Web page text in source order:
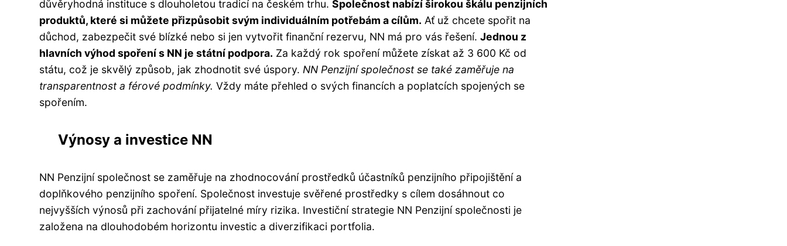
důvěryhodná instituce s dlouholetou tradicí na českém trhu. Společnost nabízí širokou škálu penzijních
produktů, které si můžete přizpůsobit svým individuálním potřebám a cílům. Ať už chcete spořit na
důchod, zabezpečit své blízké nebo si jen vytvořit finanční rezervu, NN má pro vás řešení. Jednou z
hlavních výhod spoření s NN je státní podpora. Za každý rok spoření můžete získat až 3 600 Kč od
státu, což je skvělý způsob, jak zhodnotit své úspory. NN Penzijní společnost se také zaměřuje na
transparentnost a férové podmínky. Vždy máte přehled o svých financích a poplatcích spojených se
spořením.
Výnosy a investice NN
NN Penzijní společnost se zaměřuje na zhodnocování prostředků účastníků penzijního připojištění a
doplňkového penzijního spoření. Společnost investuje svěřené prostředky s cílem dosáhnout co
nejvyšších výnosů při zachování přijatelné míry rizika. Investiční strategie NN Penzijní společnosti je
založena na dlouhodobém horizontu investic a diverzifikaci portfolia.